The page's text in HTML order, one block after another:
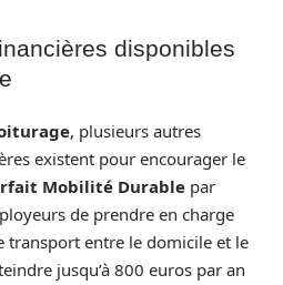
disponibles
, plusieurs autres
existent pour encourager le
Mobilité Durable par
de prendre en charge
transport entre le domicile et le
jusqu’à 800 euros par an